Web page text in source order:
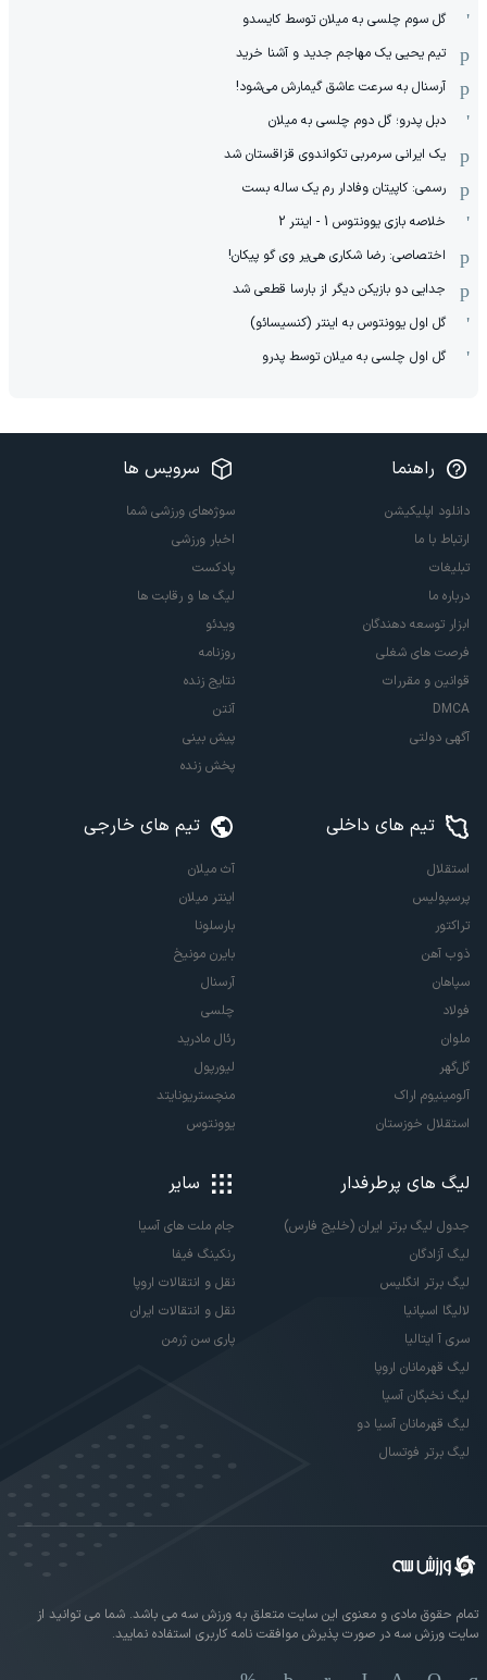
گل سوم چلسی به میلان توسط کایسدو
تیم یحیی یک مهاجم جدید و آشنا خرید
آرسنال به سرعت عاشق گیمارش می‌شود!
دبل پدرو؛ گل دوم چلسی به میلان
یک ایرانی سرمربی تکواندوی قزاقستان شد
رسمی: کاپیتان وفادار رم یک ساله بست
خلاصه بازی یوونتوس 1 - اینتر 2
اختصاصی: رضا شکاری هی‌یر وی‌ گو پیکان!
جدایی دو بازیکن دیگر از بارسا قطعی شد
گل اول یوونتوس به اینتر (کنسیسائو)
گل اول چلسی به میلان توسط پدرو
راهنما
دانلود اپلیکیشن
ارتباط با ما
تبلیغات
درباره ما
ابزار توسعه دهندگان
فرصت های شغلی
قوانین و مقررات
DMCA
آگهی دولتی
سرویس ها
سوژه‌های ورزشی شما
اخبار ورزشی
پادکست
لیگ ها و رقابت ها
ویدئو
روزنامه
نتایج زنده
آنتن
پیش بینی
پخش زنده
تیم های داخلی
استقلال
پرسپولیس
تراکتور
ذوب آهن
سپاهان
فولاد
ملوان
گل‌گهر
آلومینیوم اراک
استقلال خوزستان
تیم های خارجی
آث میلان
اینتر میلان
بارسلونا
بایرن مونیخ
آرسنال
چلسی
رئال مادرید
لیورپول
منچستریونایتد
یوونتوس
لیگ های پرطرفدار
جدول لیگ برتر ایران (خلیج فارس)
لیگ آزادگان
لیگ برتر انگلیس
لالیگا اسپانیا
سری آ ایتالیا
لیگ قهرمانان اروپا
لیگ نخبگان آسیا
لیگ قهرمانان آسیا دو
لیگ برتر فوتسال
سایر
جام ملت های آسیا
رنکینگ فیفا
نقل و انتقالات اروپا
نقل و انتقالات ایران
پاری سن ژرمن
تمام حقوق مادی و معنوی این سایت متعلق به ورزش سه می باشد. شما می توانید از
سایت ورزش سه در صورت پذیرش موافقت نامه کاربری استفاده نمایید.